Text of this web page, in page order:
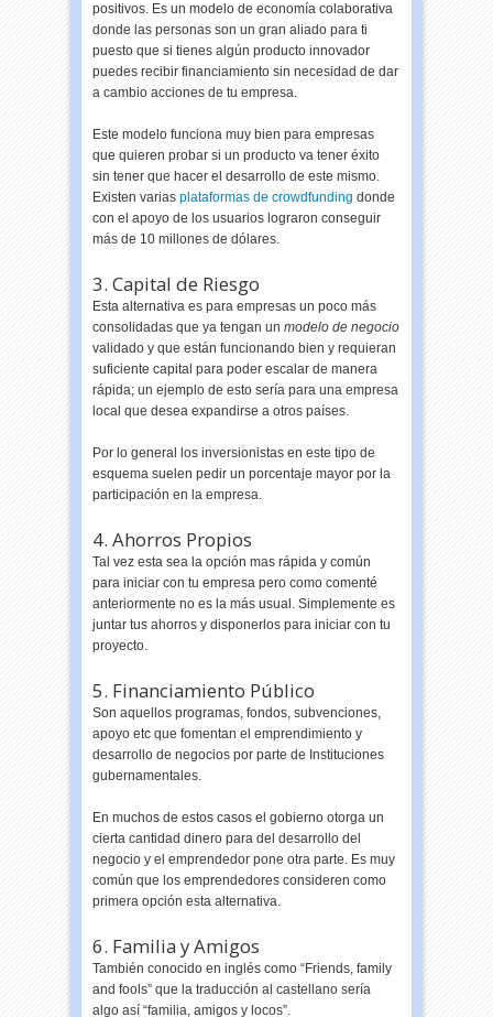
positivos. Es un modelo de economía colaborativa
donde las personas son un gran aliado para ti
puesto que si tienes algún producto innovador
puedes recibir financiamiento sin necesidad de dar
a cambio acciones de tu empresa.
Este modelo funciona muy bien para empresas
que quieren probar si un producto va tener éxito
sin tener que hacer el desarrollo de este mismo.
Existen variasplataformas de crowdfunding donde
con el apoyo de los usuarios lograron conseguir
más de 10 millones de dólares.
3. Capital de Riesgo
Esta alternativa es para empresas un poco más
consolidadas que ya tengan unmodelo de negocio
validado y que están funcionando bien y requieran
suficiente capital para poder escalar de manera
rápida; un ejemplo de esto sería para una empresa
local que desea expandirse a otros países.
Por lo general los inversionistas en este tipo de
esquema suelen pedir un porcentaje mayor por la
participación en la empresa.
4. Ahorros Propios
Tal vez esta sea la opción mas rápida y común
para iniciar con tu empresa pero como comenté
anteriormente no es la más usual. Simplemente es
juntar tus ahorros y disponerlos para iniciar con tu
proyecto.
5. Financiamiento Público
Son aquellos programas, fondos, subvenciones,
apoyo etc que fomentan el emprendimiento y
desarrollo de negocios por parte de Instituciones
gubernamentales.
En muchos de estos casos el gobierno otorga un
cierta cantidad dinero para del desarrollo del
negocio y el emprendedor pone otra parte. Es muy
común que los emprendedores consideren como
primera opción esta alternativa.
6. Familia y Amigos
También conocido en inglés como “Friends, family
and fools” que la traducción al castellano sería
algo así “familia, amigos y locos”.